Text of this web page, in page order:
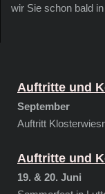
wir Sie schon bald
Auftritte und
September
Auftritt
Auftritte und
19. & 20. Juni